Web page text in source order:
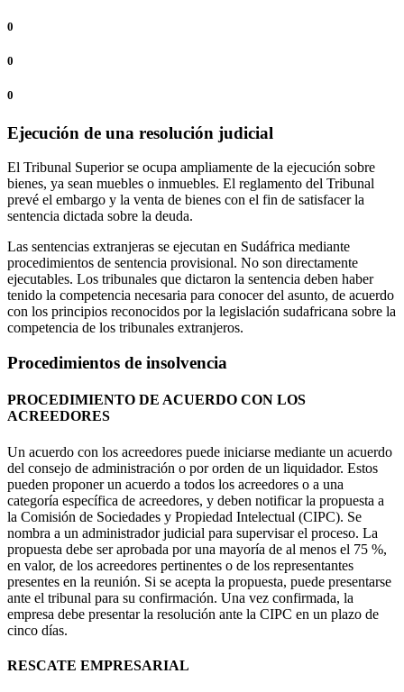
0
0
0
Ejecución de una resolución judicial
El Tribunal Superior se ocupa ampliamente de la ejecución sobre
bienes, ya sean muebles o inmuebles. El reglamento del Tribunal
prevé el embargo y la venta de bienes con el fin de satisfacer la
sentencia dictada sobre la deuda.
Las sentencias extranjeras se ejecutan en Sudáfrica mediante
procedimientos de sentencia provisional. No son directamente
ejecutables. Los tribunales que dictaron la sentencia deben haber
tenido la competencia necesaria para conocer del asunto, de acuerdo
con los principios reconocidos por la legislación sudafricana sobre la
competencia de los tribunales extranjeros.
Procedimientos de insolvencia
PROCEDIMIENTO DE ACUERDO CON LOS
ACREEDORES
Un acuerdo con los acreedores puede iniciarse mediante un acuerdo
del consejo de administración o por orden de un liquidador. Estos
pueden proponer un acuerdo a todos los acreedores o a una
categoría específica de acreedores, y deben notificar la propuesta a
la Comisión de Sociedades y Propiedad Intelectual (CIPC). Se
nombra a un administrador judicial para supervisar el proceso. La
propuesta debe ser aprobada por una mayoría de al menos el 75 %,
en valor, de los acreedores pertinentes o de los representantes
presentes en la reunión. Si se acepta la propuesta, puede presentarse
ante el tribunal para su confirmación. Una vez confirmada, la
empresa debe presentar la resolución ante la CIPC en un plazo de
cinco días.
RESCATE EMPRESARIAL